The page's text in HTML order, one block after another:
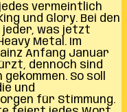
vermeintlich
und Glory. Bei den
jeder, was jetzt
Metal. Im
Anfang Januar
dennoch sind
So soll
und
für Stimmung.